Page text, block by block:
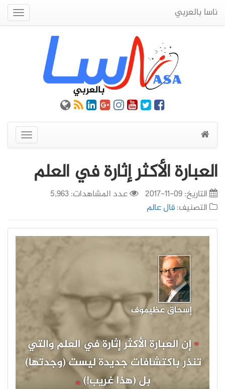
ناسا بالعربي
عرض
القائمة
العبارة الأكثر إثارة في العلم
التاريخ:09-11-2017
عدد المشاهدات: 5,963
التصنيف:قال عالم